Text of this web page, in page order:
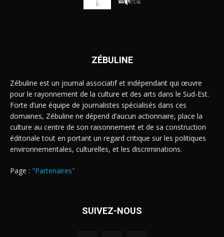
ZÉBULINE
Zébuline est un journal associatif et indépendant qui œuvre
pour le rayonnement de la culture et des arts dans le Sud-Est.
Forte d’une équipe de journalistes spécialisés dans ces
domaines, Zébuline ne dépend d’aucun actionnaire, place la
culture au centre de son raisonnement et de sa construction
éditoriale tout en portant un regard critique sur les politiques
environnementales, culturelles, et les discriminations.
Page : "Partenaires"
SUIVEZ-NOUS